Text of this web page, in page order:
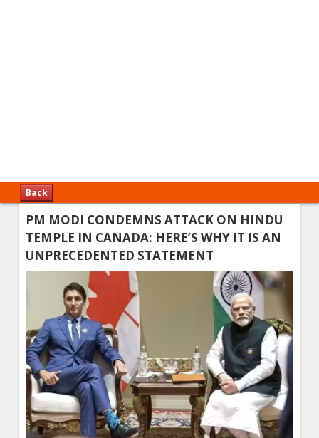
Back
PM MODI CONDEMNS ATTACK ON HINDU
TEMPLE IN CANADA: HERE’S WHY IT IS AN
UNPRECEDENTED STATEMENT